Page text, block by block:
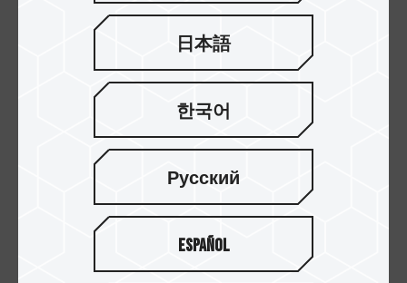
나와있는 다양한 블랙박스와 호환성 시험을 통과하
여, 블랙박스의 최고 메모리 파트너입니다.
日本語
한국어
Русский
Español